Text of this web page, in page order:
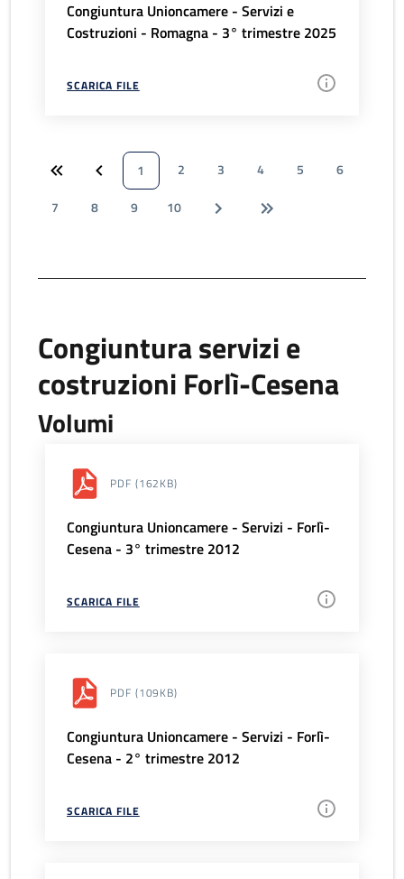
Congiuntura Unioncamere - Servizi e
Costruzioni - Romagna - 3° trimestre 2025
SCARICA FILE
1 2 3 4 5
6
7
8 9 10
Congiuntura servizi e
costruzioni Forlì-Cesena
Volumi
PDF (162KB)
Congiuntura Unioncamere - Servizi - Forlì-
Cesena - 3° trimestre 2012
SCARICA FILE
PDF (109KB)
Congiuntura Unioncamere - Servizi - Forlì-
Cesena - 2° trimestre 2012
SCARICA FILE